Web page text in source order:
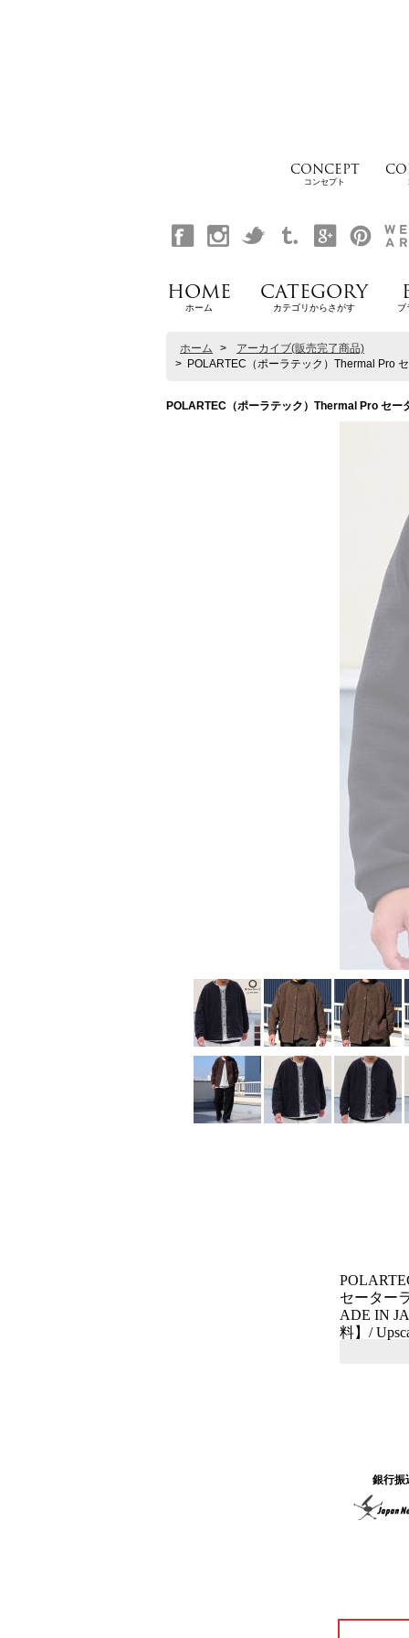
CONCEPT
コンセプト
HOME
ホーム
CATEGORY
カテゴリからさがす ブ
ホーム >
アーカイブ(販売完了商品)
> POLARTEC（ポーラテック）Thermal Pro
POLARTEC（ポーラテック）Thermal Pro セ
セーター
ADE IN
料】/
銀行振